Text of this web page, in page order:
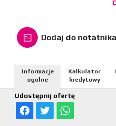
Dodaj do notatnika
Udostępnij ofertę
Informacje
ogólne
Kalkulator
kredytowy